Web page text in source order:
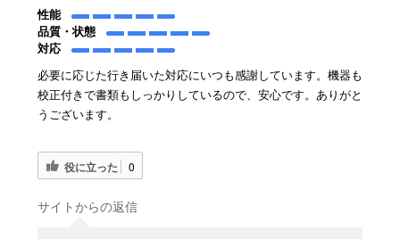
性能
品質・状態
対応
必要に応じた行き届いた対応にいつも感謝しています。機器も
校正付きで書類もしっかりしているので、安心です。ありがと
うございます。
役に立った 0
サイトからの返信